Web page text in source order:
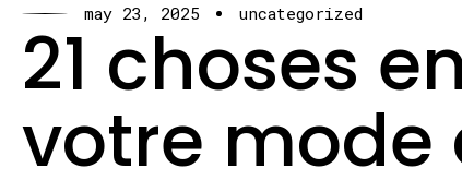
may 23, 2025 uncategorized
21 choses
votre mode